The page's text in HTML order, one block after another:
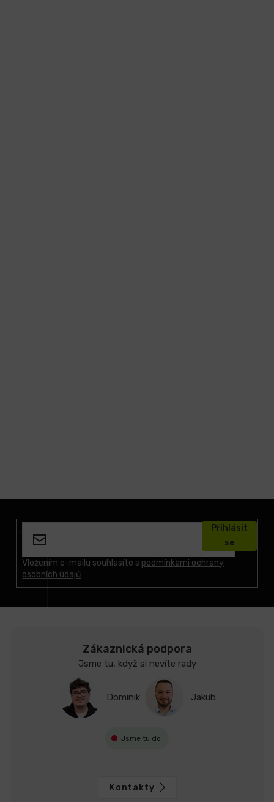
Vložením e-mailu souhlasíte s podmínkami ochrany
osobních údajů
Přihlásit
se
Zákaznická podpora
Jsme tu, když si nevíte rady
Dominik Jakub
Jsme tu do
Kontakty